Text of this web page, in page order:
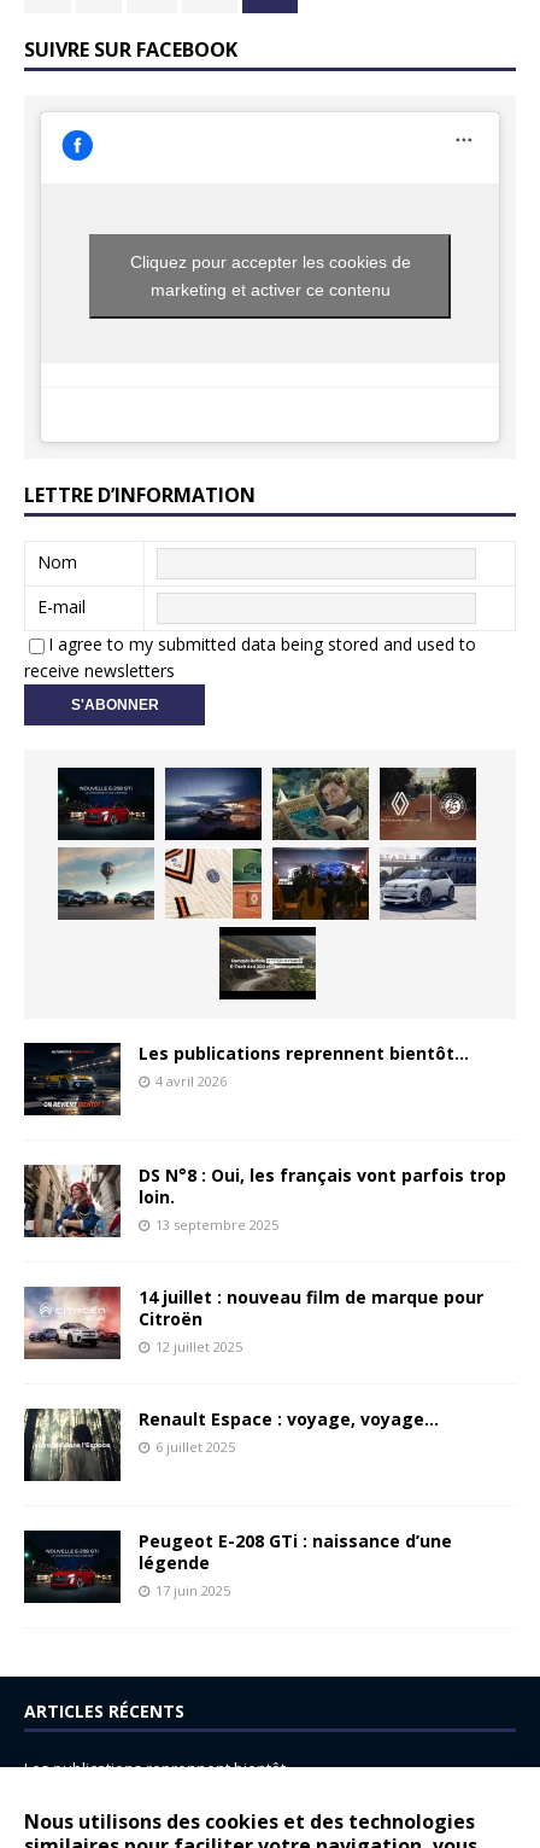
Nous utilisons des cookies et des technologies
SUIVRE SUR FACEBOOK
Cliquez pour accepter les cookies de
marketing et activer ce contenu
LETTRE D’INFORMATION
Nom
E-mail
I agree to my submitted data being stored and used to
receive newsletters
Les publications reprennent bientôt…
4 avril 2026
DS N°8 : Oui, les français vont parfois trop
loin.
13 septembre 2025
14 juillet : nouveau film de marque pour
Citroën
12 juillet 2025
Renault Espace : voyage, voyage…
6 juillet 2025
Peugeot E-208 GTi : naissance d’une
légende
17 juin 2025
ARTICLES RÉCENTS
Les publications reprennent bientôt…
14 juillet : nouveau film de marque pour Citroën